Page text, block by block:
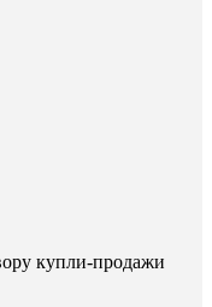
купли-продажи